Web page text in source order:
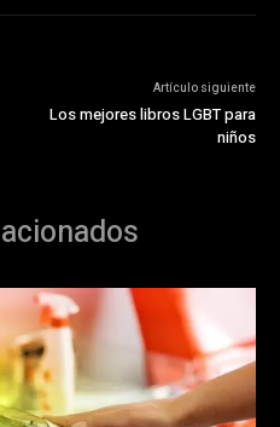
Artículo siguiente
Los mejores libros LGBT para
niños